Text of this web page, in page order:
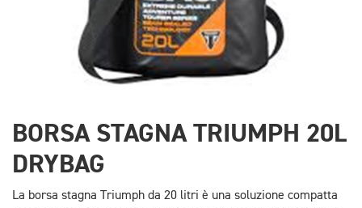
BORSA STAGNA TRIUMPH 20L
DRYBAG
La borsa stagna Triumph da 20 litri è una soluzione compatta